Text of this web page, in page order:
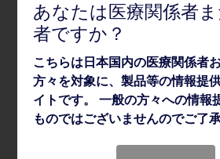
梱包
薬事・その他情報
製品基本仕様
あなたは医療関係者
者ですか？
こちらは日本国内の医療関係者
方々を対象に、製品等の情報提
イトです。 一般の方々への情報
ものではございませんのでご了